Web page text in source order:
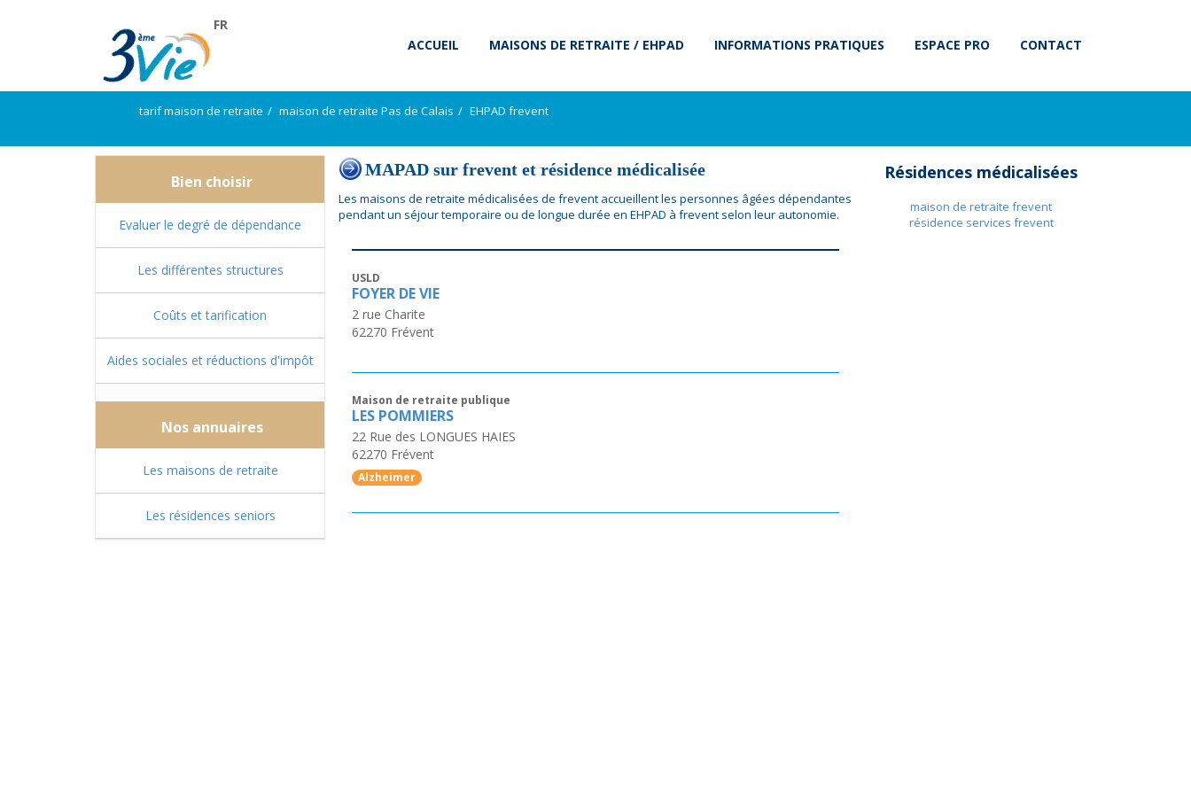
FR
ACCUEIL
MAISONS DE RETRAITE / EHPAD INFORMATIONS PRATIQUES ESPACE PRO CONTACT
tarif maison de retraite maison de retraite Pas de Calais EHPAD frevent
Bien choisir
Evaluer le degré de dépendance
Les différentes structures
Coûts et tarification
Aides sociales et réductions d'impôt
Nos annuaires
Les maisons de retraite
Les résidences seniors
MAPAD sur frevent et résidence médicalisée
Les maisons de retraite médicalisées de frevent accueillent les personnes âgées dépendantes
pendant un séjour temporaire ou de longue durée en EHPAD à frevent selon leur autonomie.
USLD
FOYER DE VIE
2 rue Charite
62270 Frévent
Maison de retraite publique
LES POMMIERS
22 Rue des LONGUES HAIES
62270 Frévent
Alzheimer
Résidences médicalisées
maison de retraite frevent
résidence services frevent